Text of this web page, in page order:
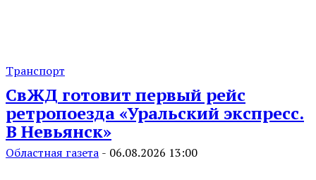
Транспорт
СвЖД готовит первый рейс
ретропоезда «Уральский экспресс.
В Невьянск»
Областная газета - 06.08.2026 13:00